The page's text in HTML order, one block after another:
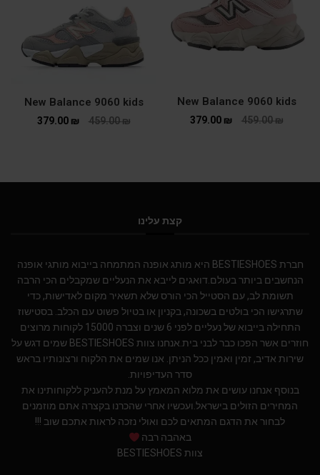
New Balance 9060 kids
459.00₪
379.00 ₪
New Balance 9060 kids
459.00₪
379.00 ₪
קצת עלינו
חברת BESTIESHOES היא מותג אופנה המתמחה בייבוא מותגי אופנה
הנחשבים ביותר בעולם.דואגים לייבא את הנעליים שמקבלים הכי הרבה
תשומת לב, עם הסטייל הכי הורס שלא תשאיר מקום לאדישות, כדי
שתרגישו הכי בולטים בשכונה, בקניון או בטיול פשוט עם הכלב. בסטישוז
התחילה בייבוא של נעליים לפני 6 שנים וצברה 15000 לקוחות מרוצים
חוזרים אשר הפכו כבר לבני בית.אנחנו צוות BESTIESHOES שמים דגש על
שירות אדיב, זמין ואמין ככל הניתן. אנו שמים את הלקוח ורצונותיו בראש
סדר העדיפויות.
בנוסף אנחנו עושים את מלוא המאמץ על מנת להעניק ללקוחותינו את
המחירים הזולים בישראל.ועכשיו אחרי שהכרנו בקצרה אתם מוזמנים
לבחור את הדגם המתאים לכם ואולי נזכה לראות אתכם שוב !!!
באהבה רבה
צוות BESTIESHOES